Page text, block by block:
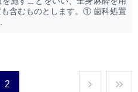
含むものとします。① 歯科処置
2